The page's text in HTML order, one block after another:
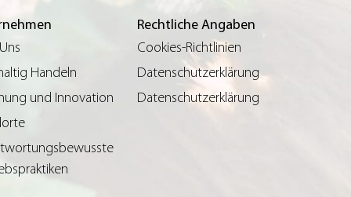
Handeln
und Innovation
Rechtliche Angaben
Cookies-Richtlinien
Datenschutzerklärung
Datenschutzerklärung